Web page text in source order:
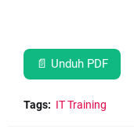
📄 Unduh PDF
Tags: IT Training